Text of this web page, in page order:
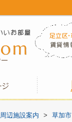
周辺施設案内 > 草加市